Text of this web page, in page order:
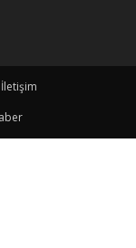
İletişim